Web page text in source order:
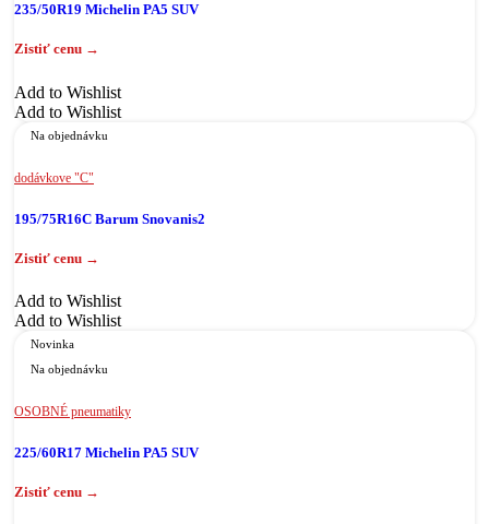
235/50R19 Michelin PA5 SUV
Add to Wishlist
Add to Wishlist
Na objednávku
dodávkove "C"
195/75R16C Barum Snovanis2
Add to Wishlist
Add to Wishlist
Novinka
Na objednávku
OSOBNÉ pneumatiky
225/60R17 Michelin PA5 SUV